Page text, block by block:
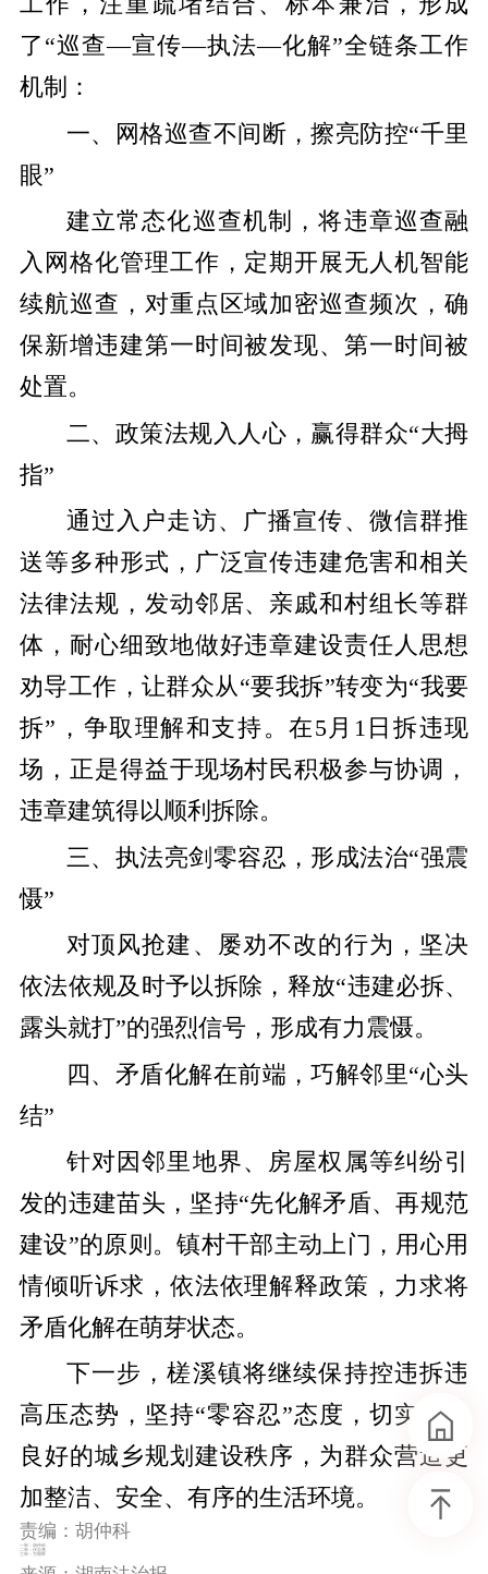
了“巡查—宣传—执法—化解”全链条工作
机制：
一、网格巡查不间断，擦亮防控“千里
眼”
建立常态化巡查机制，将违章巡查融
入网格化管理工作，定期开展无人机智能
续航巡查，对重点区域加密巡查频次，确
保新增违建第一时间被发现、第一时间被
处置。
二、政策法规入人心，赢得群众“大拇
指”
通过入户走访、广播宣传、微信群推
送等多种形式，广泛宣传违建危害和相关
法律法规，发动邻居、亲戚和村组长等群
体，耐心细致地做好违章建设责任人思想
劝导工作，让群众从“要我拆”转变为“我要
拆”，争取理解和支持。在5月1日拆违现
场，正是得益于现场村民积极参与协调，
违章建筑得以顺利拆除。
三、执法亮剑零容忍，形成法治“强震
慑”
对顶风抢建、屡劝不改的行为，坚决
依法依规及时予以拆除，释放“违建必拆、
露头就打”的强烈信号，形成有力震慑。
四、矛盾化解在前端，巧解邻里“心头
结”
针对因邻里地界、房屋权属等纠纷引
发的违建苗头，坚持“先化解矛盾、再规范
建设”的原则。镇村干部主动上门，用心用
情倾听诉求，依法依理解释政策，力求将
矛盾化解在萌芽状态。
下一步，槎溪镇将继续保持控违拆违
高压态势，坚持“零容忍”态度，切实维护
良好的城乡规划建设秩序，为群众营造更
加整洁、安全、有序的生活环境。
责编：胡仲科
一审：胡仲科
二审：伏志勇
三审：万朝晖